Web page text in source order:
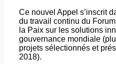
Ce nouvel Appel s’inscrit
du travail continu du
la Paix sur les solutions
gouvernance mondiale
projets sélectionnés et
2018).